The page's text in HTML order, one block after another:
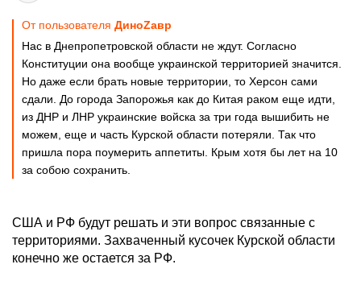
От пользователя ДиноZавp
Нас в Днепропетровской области не ждут. Согласно
Конституции она вообще украинской территорией значится.
Но даже если брать новые территории, то Херсон сами
сдали. До города Запорожья как до Китая раком еще идти,
из ДНР и ЛНР украинские войска за три года вышибить не
можем, еще и часть Курской области потеряли. Так что
пришла пора поумерить аппетиты. Крым хотя бы лет на 10
за собою сохранить.
США и РФ будут решать и эти вопрос связанные с
территориями. Захваченный кусочек Курской области
конечно же остается за РФ.